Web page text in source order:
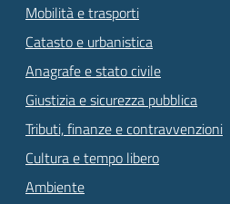
Mobilità e trasporti
Catasto e urbanistica
Anagrafe e stato civile
Giustizia e sicurezza pubblica
Tributi, finanze e contravvenzioni
Cultura e tempo libero
Ambiente